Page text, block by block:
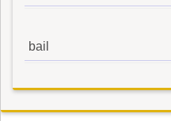
bail